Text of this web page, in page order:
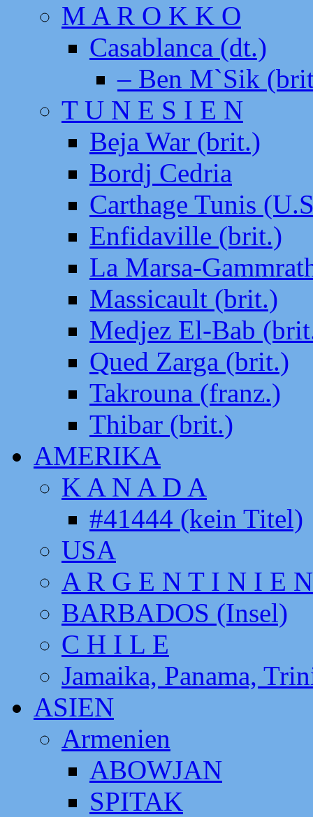
M A R O K K O
Casablanca (dt.)
– Ben M`Sik
T U N E S I E N
Beja War (brit.)
Bordj Cedria
Carthage Tunis
Enfidaville (brit.)
La Marsa-
Massicault (brit.)
Medjez El-Bab
Qued Zarga (brit.)
Takrouna (franz.)
Thibar (brit.)
AMERIKA
K A N A D A
#41444 (kein Titel)
USA
A R G E N T I N I E N
BARBADOS (Insel)
C H I L E
Jamaika, Panama,
ASIEN
Armenien
ABOWJAN
SPITAK